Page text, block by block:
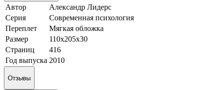
Автор
Александр Лидерс
Серия
Современная психология
Переплет
Мягкая обложка
Размер
110х205х30
Страниц
416
Год выпуска 2010
Отзывы